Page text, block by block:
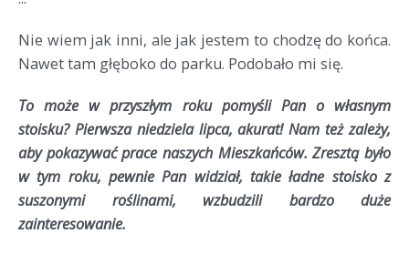
Nie wiem jak inni, ale jak jestem to chodzę do końca.
Nawet tam głęboko do parku. Podobało mi się.
To może w przyszłym roku pomyśli Pan o własnym
stoisku? Pierwsza niedziela lipca, akurat! Nam też zależy,
aby pokazywać prace naszych Mieszkańców. Zresztą było
w tym roku, pewnie Pan widział, takie ładne stoisko z
suszonymi roślinami, wzbudzili bardzo duże
zainteresowanie.